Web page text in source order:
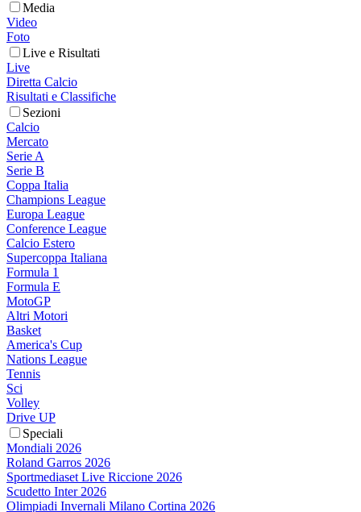
Media
Video
Foto
Live e Risultati
Live
Diretta Calcio
Risultati e Classifiche
Sezioni
Calcio
Mercato
Serie A
Serie B
Coppa Italia
Champions League
Europa League
Conference League
Calcio Estero
Supercoppa Italiana
Formula 1
Formula E
MotoGP
Altri Motori
Basket
America's Cup
Nations League
Tennis
Sci
Volley
Drive UP
Speciali
Mondiali 2026
Roland Garros 2026
Sportmediaset Live Riccione 2026
Scudetto Inter 2026
Olimpiadi Invernali Milano Cortina 2026